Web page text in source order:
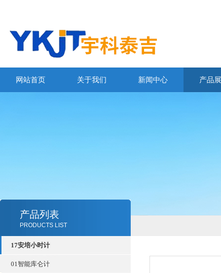
网站首页 关于我们 新闻中心 产品
产品列表
PRODUCTS LIST
17安培小时计
01智能库仑计